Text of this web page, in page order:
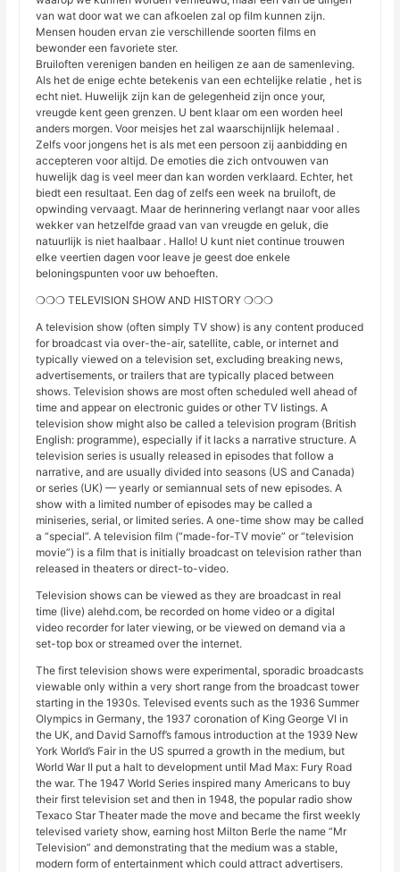
van wat door wat we can afkoelen zal op film kunnen zijn.
Mensen houden ervan zie verschillende soorten films en
bewonder een favoriete ster.
Bruiloften verenigen banden en heiligen ze aan de samenleving.
Als het de enige echte betekenis van een echtelijke relatie , het is
echt niet. Huwelijk zijn kan de gelegenheid zijn once your,
vreugde kent geen grenzen. U bent klaar om een worden heel
anders morgen. Voor meisjes het zal waarschijnlijk helemaal .
Zelfs voor jongens het is als met een persoon zij aanbidding en
accepteren voor altijd. De emoties die zich ontvouwen van
huwelijk dag is veel meer dan kan worden verklaard. Echter, het
biedt een resultaat. Een dag of zelfs een week na bruiloft, de
opwinding vervaagt. Maar de herinnering verlangt naar voor alles
wekker van hetzelfde graad van van vreugde en geluk, die
natuurlijk is niet haalbaar . Hallo! U kunt niet continue trouwen
elke veertien dagen voor leave je geest doe enkele
beloningspunten voor uw behoeften.
❍❍❍ TELEVISION SHOW AND HISTORY ❍❍❍
A television show (often simply TV show) is any content produced
for broadcast via over-the-air, satellite, cable, or internet and
typically viewed on a television set, excluding breaking news,
advertisements, or trailers that are typically placed between
shows. Television shows are most often scheduled well ahead of
time and appear on electronic guides or other TV listings. A
television show might also be called a television program (British
English: programme), especially if it lacks a narrative structure. A
television series is usually released in episodes that follow a
narrative, and are usually divided into seasons (US and Canada)
or series (UK) — yearly or semiannual sets of new episodes. A
show with a limited number of episodes may be called a
miniseries, serial, or limited series. A one-time show may be called
a “special”. A television film (“made-for-TV movie” or “television
movie”) is a film that is initially broadcast on television rather than
released in theaters or direct-to-video.
Television shows can be viewed as they are broadcast in real
time (live) alehd.com, be recorded on home video or a digital
video recorder for later viewing, or be viewed on demand via a
set-top box or streamed over the internet.
The first television shows were experimental, sporadic broadcasts
viewable only within a very short range from the broadcast tower
starting in the 1930s. Televised events such as the 1936 Summer
Olympics in Germany, the 1937 coronation of King George VI in
the UK, and David Sarnoff’s famous introduction at the 1939 New
York World’s Fair in the US spurred a growth in the medium, but
World War II put a halt to development until Mad Max: Fury Road
the war. The 1947 World Series inspired many Americans to buy
their first television set and then in 1948, the popular radio show
Texaco Star Theater made the move and became the first weekly
televised variety show, earning host Milton Berle the name “Mr
Television” and demonstrating that the medium was a stable,
modern form of entertainment which could attract advertisers.